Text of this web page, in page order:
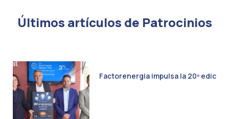
Últimos artículos de Patrocinios
Factorenergia impulsa la 20ª